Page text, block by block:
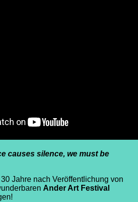
causes silence, we must be
Jahre nach Veröffentlichung von
Ander Art Festival